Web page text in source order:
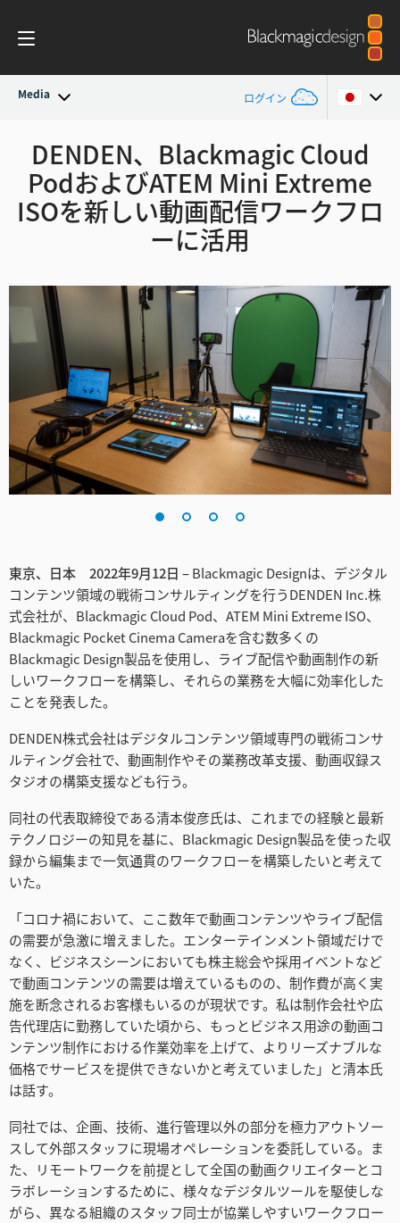
Media ログイン
最新ニュース
ニュースアーカイブ
Argentina
Australia
Austria
Denmark
Finland
France
India
Italy
Japan
Korea
Mexico
Malaysia
Netherlands
New Zealand
Poland
Portugal
Singapore
South Africa
Sweden
Chinese Taipei
Turkey
DENDEN、Blackmagic Cloud
PodおよびATEM Mini Extreme
ISOを新しい動画配信ワークフロ
ーに活用
東京、日本 2022年9月12日 –Blackmagic Designは、デジタル
コンテンツ領域の戦術コンサルティングを行うDENDEN Inc.株
式会社が、Blackmagic Cloud Pod、ATEM Mini Extreme ISO、
Blackmagic Pocket Cinema Cameraを含む数多くの
Blackmagic Design製品を使用し、ライブ配信や動画制作の新
しいワークフローを構築し、それらの業務を大幅に効率化した
ことを発表した。
DENDEN株式会社はデジタルコンテンツ領域専門の戦術コンサ
ルティング会社で、動画制作やその業務改革支援、動画収録ス
タジオの構築支援なども行う。
同社の代表取締役である清本俊彦氏は、これまでの経験と最新
テクノロジーの知見を基に、Blackmagic Design製品を使った収
録から編集まで一気通貫のワークフローを構築したいと考えて
いた。
「コロナ禍において、ここ数年で動画コンテンツやライブ配信
の需要が急激に増えました。エンターテインメント領域だけで
なく、ビジネスシーンにおいても株主総会や採用イベントなど
で動画コンテンツの需要は増えているものの、制作費が高く実
施を断念されるお客様もいるのが現状です。私は制作会社や広
告代理店に勤務していた頃から、もっとビジネス用途の動画コ
ンテンツ制作における作業効率を上げて、よりリーズナブルな
価格でサービスを提供できないかと考えていました」と清本氏
は話す。
同社では、企画、技術、進行管理以外の部分を極力アウトソー
スして外部スタッフに現場オペレーションを委託している。ま
た、リモートワークを前提として全国の動画クリエイターとコ
ラボレーションするために、様々なデジタルツールを駆使しな
がら、異なる組織のスタッフ同士が協業しやすいワークフロー